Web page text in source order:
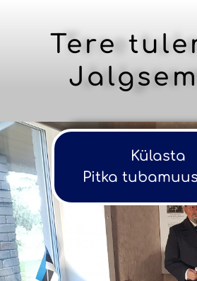
Tere
Külasta
Pitka